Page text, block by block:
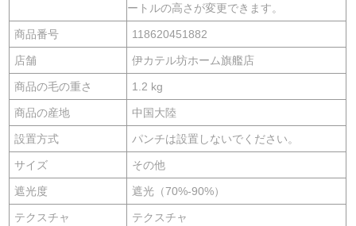
ートルの高さが変更できます。
商品番号 118620451882
店舗 伊カテル坊ホーム旗艦店
商品の毛の重さ 1.2 kg
商品の産地 中国大陸
設置方式 パンチは設置しないでください。
サイズ その他
遮光度 遮光（70%-90%）
テクスチャ テクスチャ